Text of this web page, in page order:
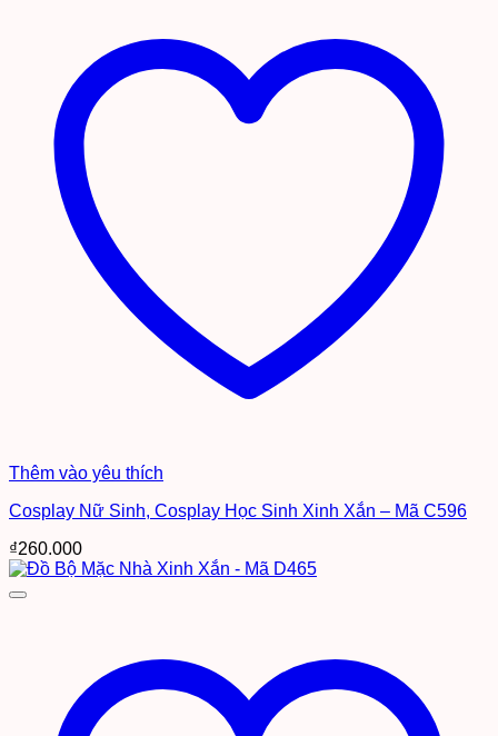
Thêm vào yêu thích
Cosplay Nữ Sinh, Cosplay Học Sinh Xinh Xắn – Mã C596
₫260.000